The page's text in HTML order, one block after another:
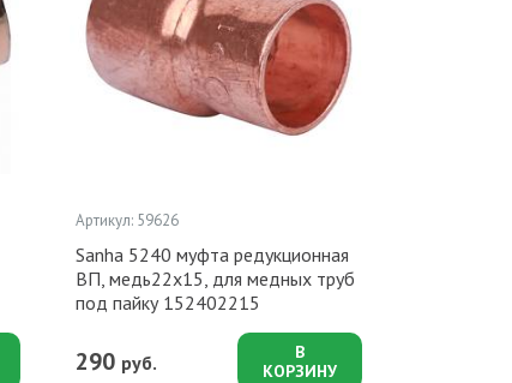
Артикул: 59626
Sanha 5240 муфта редукционная
ВП, медь22x15, для медных труб
под пайку 152402215
290 руб.
В
КОРЗИНУ